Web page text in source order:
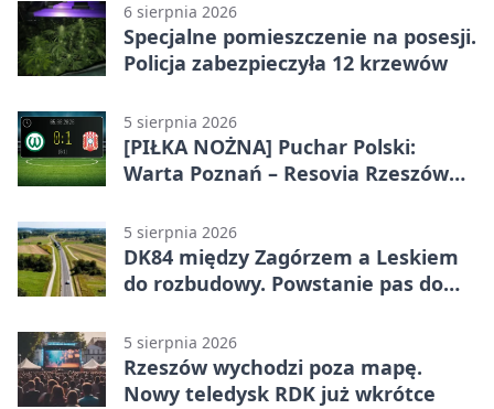
6 sierpnia 2026
Specjalne pomieszczenie na posesji.
Policja zabezpieczyła 12 krzewów
5 sierpnia 2026
[PIŁKA NOŻNA] Puchar Polski:
Warta Poznań – Resovia Rzeszów
pierwszoligowca
5 sierpnia 2026
DK84 między Zagórzem a Leskiem
do rozbudowy. Powstanie pas do
5 sierpnia 2026
Rzeszów wychodzi poza mapę.
Nowy teledysk RDK już wkrótce